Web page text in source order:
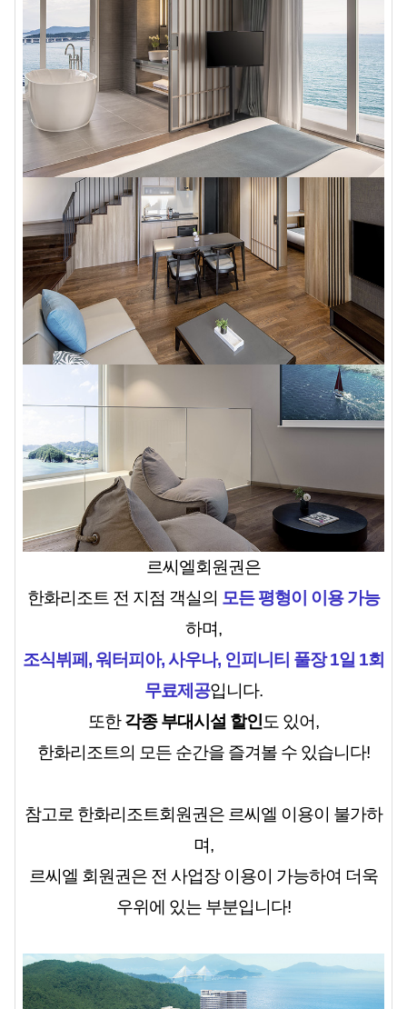
르씨엘회원권은
한화리조트 전 지점 객실의 모든 평형이 이용 가능
하며,
조식뷔페, 워터피아, 사우나, 인피니티 풀장 1일 1회
무료제공입니다.
또한각종 부대시설 할인도 있어,
한화리조트의 모든 순간을 즐겨볼 수 있습니다!
참고로 한화리조트회원권은 르씨엘 이용이 불가하
며,
르씨엘 회원권은 전 사업장 이용이 가능하여 더욱
우위에 있는 부분입니다!